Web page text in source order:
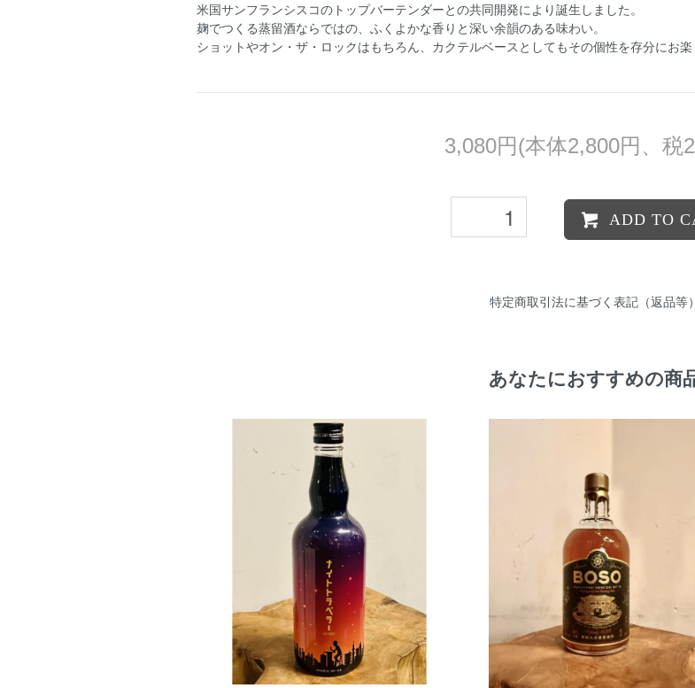
米国サンフランシスコのトップバーテンダーとの共同開発により誕生しました。
麹でつくる蒸留酒ならではの、ふくよかな香りと深い余韻のある味わい。
ショットやオン・ザ・ロックはもちろん、カクテルベースとしてもその個性を存分にお楽
3,080円(本体2,800円、税
ADD TO
特定商取引法に基づく表記（返品等）
あなたにおすすめの商